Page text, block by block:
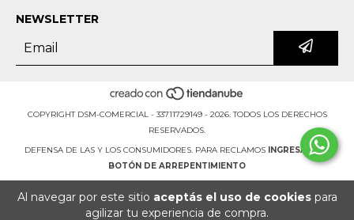
Al navegar por este sitio aceptás el uso de cookiespara
agilizar tu experiencia de compra.
NEWSLETTER
COPYRIGHT DSM-COMERCIAL - 33711729149 - 2026. TODOS LOS DERECHOS
RESERVADOS.
DEFENSA DE LAS Y LOS CONSUMIDORES. PARA RECLAMOS INGRESÁ ACÁ.
BOTÓN DE ARREPENTIMIENTO